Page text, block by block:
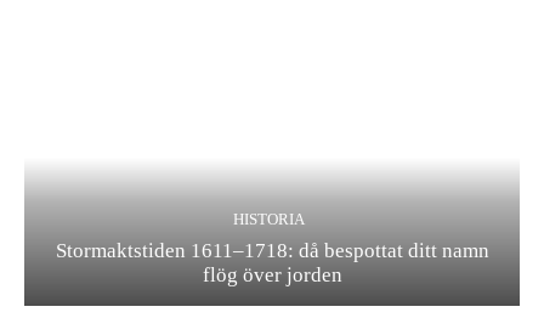
HISTORIA
Stormaktstiden 1611–1718: då bespottat ditt namn
flög över jorden